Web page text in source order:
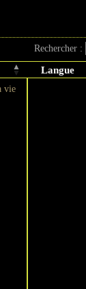
Rechercher :
Langue
vie